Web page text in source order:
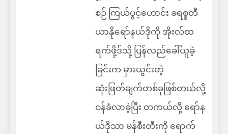
စဉ် ကြယ်ပွင့်ဟောင်း ခရစ္စတီ
ယာနိုရော်နယ်ဒိုကို အိုးလ်ထ
ရက်ဖို့ဒ်သို့ ပြန်လည်ခေါ်ယူခဲ့
ခြင်းက မှားယွင်းတဲ့
ဆုံးဖြတ်ချက်တစ်ခုဖြစ်တယ်လို့
ဝန်ခံလာခဲ့ပြီး တကယ်လို့ ရော်န
ယ်ဒိုသာ မန်စီးတီးကို ရောက်